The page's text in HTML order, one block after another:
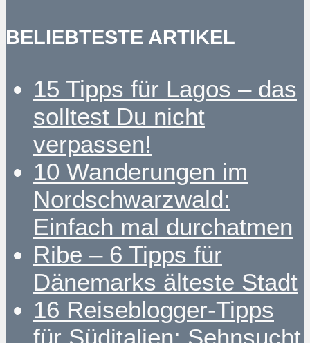
BELIEBTESTE ARTIKEL
15 Tipps für Lagos – das
solltest Du nicht
verpassen!
10 Wanderungen im
Nordschwarzwald:
Einfach mal durchatmen
Ribe – 6 Tipps für
Dänemarks älteste Stadt
16 Reiseblogger-Tipps
für Süditalien: Sehnsucht